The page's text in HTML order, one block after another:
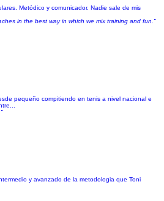
Metódico y comunicador. Nadie sale de mis
in the best way in which we mix training and fun."
pequeño compitiendo en tenis a nivel nacional e
y avanzado de la metodologia que Toni